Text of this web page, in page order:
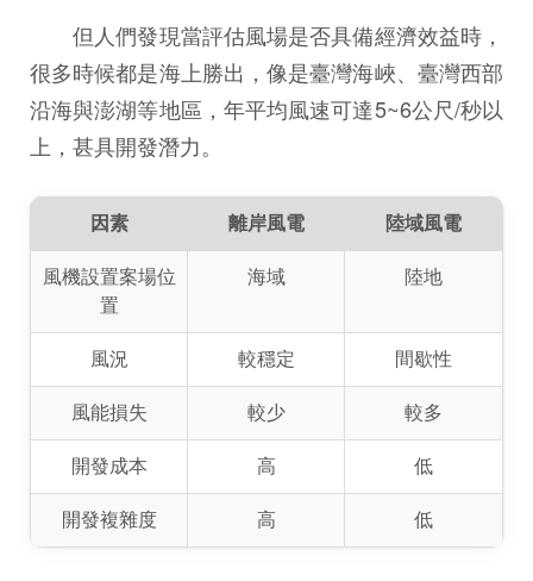
但人們發現當評估風場是否具備經濟效益時，
很多時候都是海上勝出，像是臺灣海峽、臺灣西部
沿海與澎湖等地區，年平均風速可達5~6公尺/秒以
上，甚具開發潛力。
因素 離岸風電 陸域風電
風機設置案場位
置
海域 陸地
風況 較穩定 間歇性
風能損失 較少 較多
開發成本 高 低
開發複雜度 高 低